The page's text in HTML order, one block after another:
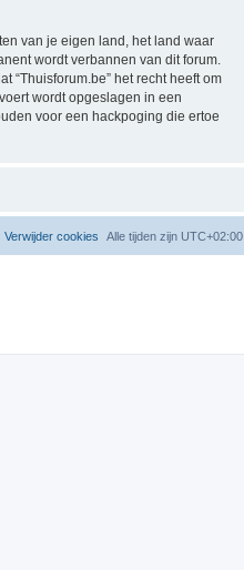
van je eigen land, het land waar
wordt verbannen van dit forum.
“Thuisforum.be” het recht heeft om
wordt opgeslagen in een
voor een hackpoging die ertoe
Alle tijden zijn UTC+02:00
Verwijder cookies